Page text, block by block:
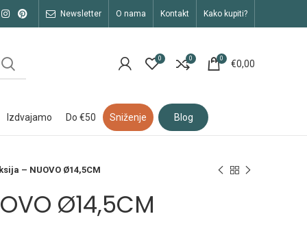
newsletter o nama kontakt kako kupiti?
0 0 0 €0,00
izdvajamo do €50 sniženje blog
– NUOVO Ø14,5CM
Ø14,5CM